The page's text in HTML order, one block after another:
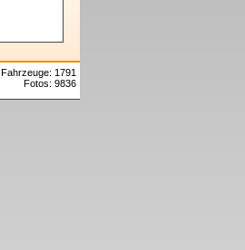
Fahrzeuge: 1791
Fotos: 9836